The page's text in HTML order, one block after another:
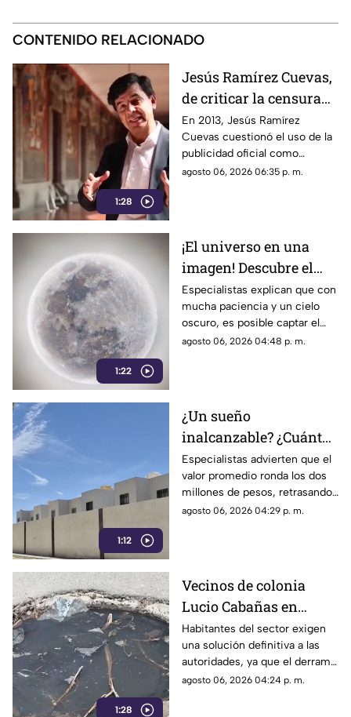
CONTENIDO RELACIONADO
1:28
Jesús Ramírez Cuevas,
de criticar la censura
por publicidad oficial a
ser señalado por
estrategia de control
informativo
En 2013, Jesús Ramírez
Cuevas cuestionó el uso de la
publicidad oficial como
herramienta para presionar a
relacionadas con la difusión de
la información.
agosto 06, 2026 06:35 p. m.
1:22
¡El universo en una
imagen! Descubre el
fascinante mundo de la
astrofotografía en La
Laguna
Especialistas explican que con
mucha paciencia y un cielo
oscuro, es posible captar el
aparente movimiento de las
agosto 06, 2026 04:48 p. m.
1:12
¿Un sueño
inalcanzable? ¿Cuánto
cuesta comprar una
casa en La Laguna?
Especialistas advierten que el
valor promedio ronda los dos
millones de pesos, retrasando
considerablemente la edad en
agosto 06, 2026 04:29 p. m.
1:28
Vecinos de colonia
Lucio Cabañas en
Lerdo exigen a SAPAL
reparar constante brote
de aguas negras
Habitantes del sector exigen
una solución definitiva a las
autoridades, ya que el derrame
representa un grave foco de
agosto 06, 2026 04:24 p. m.